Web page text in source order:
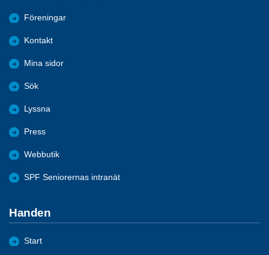
Föreningar
Kontakt
Mina sidor
Sök
Lyssna
Press
Webbutik
SPF Seniorernas intranät
Handen
Start